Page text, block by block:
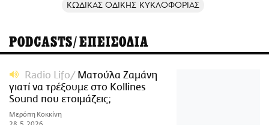
ΚΩΔΙΚΑΣ ΟΔΙΚΗΣ ΚΥΚΛΟΦΟΡΙΑΣ
PODCASTS/ΕΠΕΙΣΟΔΙΑ
Radio Lifo
Ματούλα Ζαμάνη
γιατί να τρέξουμε στο Kollines
Sound που ετοιμάζεις;
Μερόπη Κοκκίνη